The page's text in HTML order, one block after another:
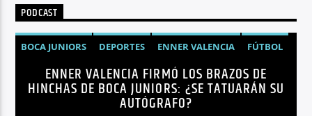
PODCAST
BOCA JUNIORS DEPORTES ENNER VALENCIA
FÚTBOL
NOTICIASENNER VALENCIA FIRMÓ LOS BRAZOS DE
HINCHAS DE BOCA JUNIORS: ¿SE TATUARÁN SU
AUTÓGRAFO?